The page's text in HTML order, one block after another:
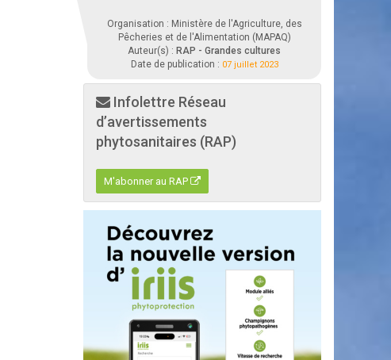
Organisation : Ministère de l'Agriculture, des
Pêcheries et de l'Alimentation (MAPAQ)
Auteur(s) : RAP - Grandes cultures
Date de publication : 07 juillet 2023
Infolettre Réseau
d’avertissements
phytosanitaires (RAP)
M'abonner au RAP